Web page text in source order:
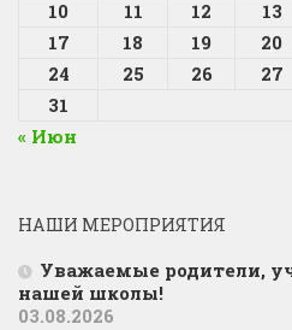
10
11 12 13
17
18 19 20
24
25 26 27
31
« Июн
НАШИ МЕРОПРИЯТИЯ
Уважаемые родители,
нашей школы!
03.08.2026